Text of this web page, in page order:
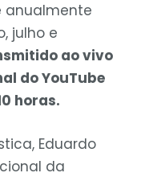
anualmente
julho e
ao vivo
do YouTube
horas.
Eduardo
da